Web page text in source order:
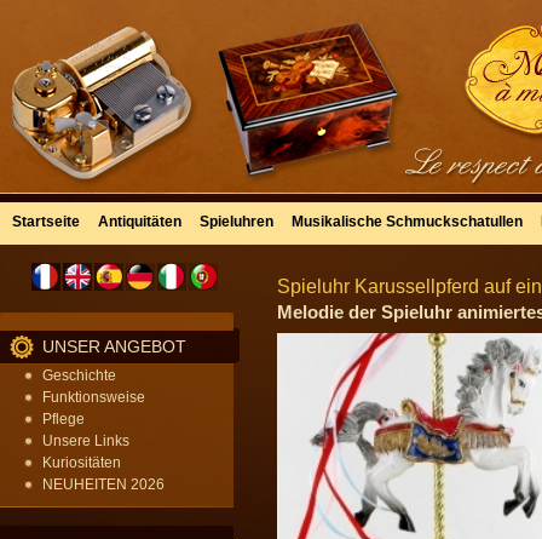
Startseite Antiquitäten Spieluhren Musikalische Schmuckschatullen
UNSER ANGEBOT
Geschichte
Funktionsweise
Pflege
Unsere Links
Kuriositäten
NEUHEITEN 2026
Spieluhr Karussellpferd auf
Melodie der Spieluhr